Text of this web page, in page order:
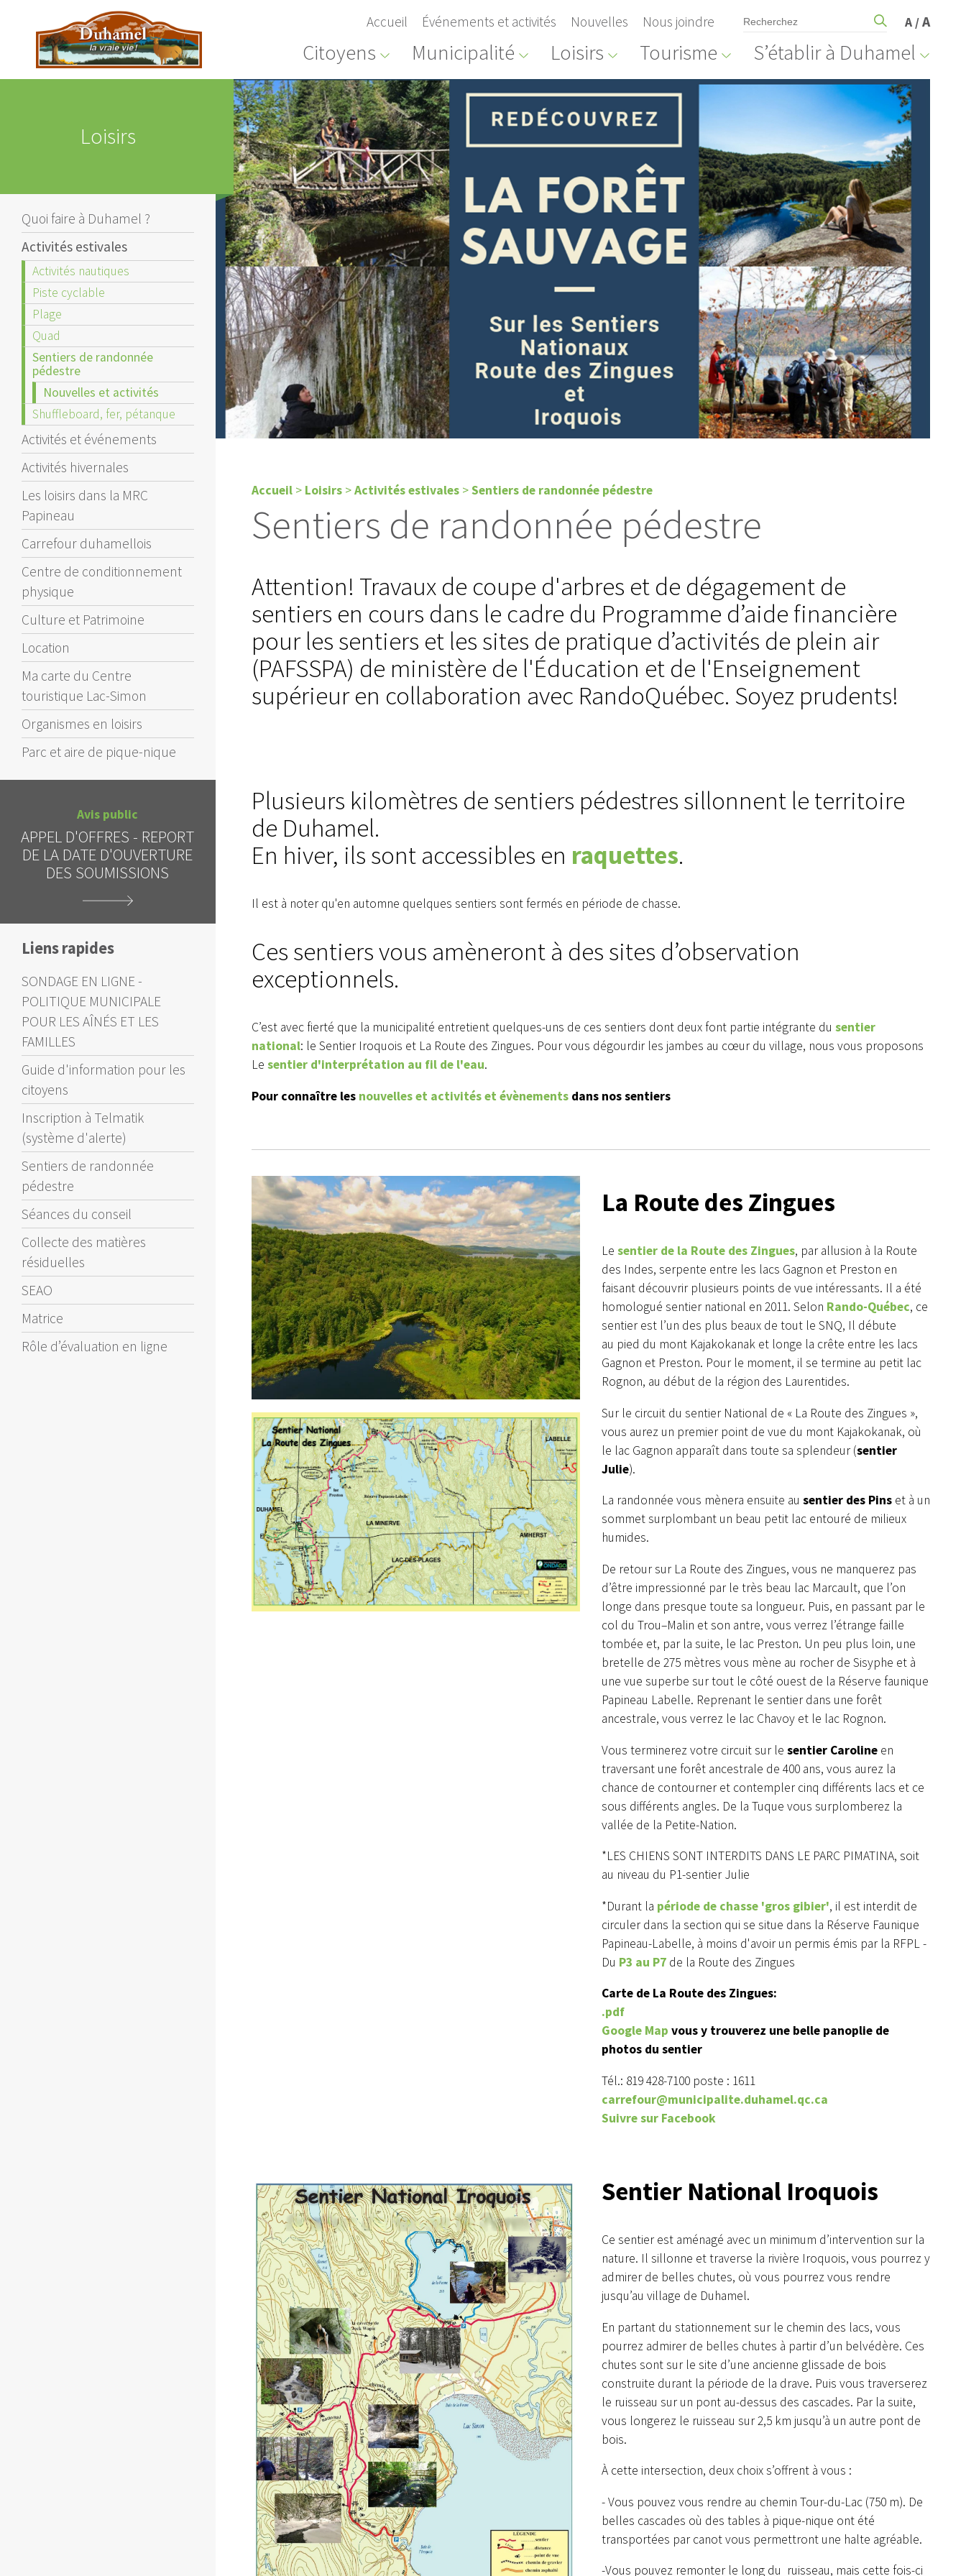
Accueil Événements et activités Nouvelles Nous joindre A /A
Citoyens Municipalité Loisirs Tourisme S’établir à Duhamel
Loisirs
Quoi faire à Duhamel ?
Activités estivales
Activités nautiques
Piste cyclable
Plage
Quad
Sentiers de randonnée
pédestre
Nouvelles et activités
Shuffleboard, fer, pétanque
Activités et événements
Activités hivernales
Les loisirs dans la MRC
Papineau
Carrefour duhamellois
Centre de conditionnement
physique
Culture et Patrimoine
Location
Ma carte du Centre
touristique Lac-Simon
Organismes en loisirs
Parc et aire de pique-nique
Avis public
APPEL D'OFFRES - REPORT
DE LA DATE D'OUVERTURE
DES SOUMISSIONS
Alerte
INTERDICTION DE FEUX À
CIEL OUVERT
DÉROGATION MINEURE,
ZONE 107-M
Liens rapides
SONDAGE EN LIGNE -
POLITIQUE MUNICIPALE
POUR LES AÎNÉS ET LES
FAMILLES
Guide d'information pour les
citoyens
Inscription à Telmatik
(système d'alerte)
Sentiers de randonnée
pédestre
Séances du conseil
Collecte des matières
résiduelles
SEAO
Matrice
Rôle d’évaluation en ligne
Accueil > Loisirs >Activités estivales >Sentiers de randonnée pédestre
Sentiers de randonnée pédestre
Attention! Travaux de coupe d'arbres et de dégagement de
sentiers en cours dans le cadre du Programme d’aide financière
pour les sentiers et les sites de pratique d’activités de plein air
(PAFSSPA) de ministère de l'Éducation et de l'Enseignement
supérieur en collaboration avec RandoQuébec. Soyez prudents!
Plusieurs kilomètres de sentiers pédestres sillonnent le territoire
de Duhamel.
En hiver, ils sont accessibles en raquettes.
Il est à noter qu'en automne quelques sentiers sont fermés en période de chasse.
Ces sentiers vous amèneront à des sites d’observation
exceptionnels.
C’est avec fierté que la municipalité entretient quelques-uns de ces sentiers dont deux font partie intégrante du sentier
national: le Sentier Iroquois et La Route des Zingues. Pour vous dégourdir les jambes au cœur du village, nous vous proposons
Le sentier d'interprétation au fil de l'eau.
Pour connaître les nouvelles et activités et évènements dans nos sentiers
La Route des Zingues
Le sentier de la Route des Zingues, par allusion à la Route
des Indes, serpente entre les lacs Gagnon et Preston en
faisant découvrir plusieurs points de vue intéressants. Il a été
homologué sentier national en 2011. Selon Rando-Québec, ce
sentier est l’un des plus beaux de tout le SNQ, Il débute
au pied du mont Kajakokanak et longe la crête entre les lacs
Gagnon et Preston. Pour le moment, il se termine au petit lac
Rognon, au début de la région des Laurentides.
Sur le circuit du sentier National de « La Route des Zingues »,
vous aurez un premier point de vue du mont Kajakokanak, où
le lac Gagnon apparaît dans toute sa splendeur (sentier
Julie).
La randonnée vous mènera ensuite au sentier des Pins et à un
sommet surplombant un beau petit lac entouré de milieux
humides.
De retour sur La Route des Zingues, vous ne manquerez pas
d’être impressionné par le très beau lac Marcault, que l’on
longe dans presque toute sa longueur. Puis, en passant par le
col du Trou–Malin et son antre, vous verrez l’étrange faille
tombée et, par la suite, le lac Preston. Un peu plus loin, une
bretelle de 275 mètres vous mène au rocher de Sisyphe et à
une vue superbe sur tout le côté ouest de la Réserve faunique
Papineau Labelle. Reprenant le sentier dans une forêt
ancestrale, vous verrez le lac Chavoy et le lac Rognon.
Vous terminerez votre circuit sur le sentier Caroline en
traversant une forêt ancestrale de 400 ans, vous aurez la
chance de contourner et contempler cinq différents lacs et ce
sous différents angles. De la Tuque vous surplomberez la
vallée de la Petite-Nation.
*LES CHIENS SONT INTERDITS DANS LE PARC PIMATINA, soit
au niveau du P1-sentier Julie
*Durant la période de chasse 'gros gibier', il est interdit de
circuler dans la section qui se situe dans la Réserve Faunique
Papineau-Labelle, à moins d'avoir un permis émis par la RFPL -
Du P3 au P7 de la Route des Zingues
Carte de La Route des Zingues:
.pdf
Google Map vous y trouverez une belle panoplie de
photos du sentier
Tél.: 819 428-7100 poste : 1611
carrefour@municipalite.duhamel.qc.ca
Suivre sur Facebook
Sentier National Iroquois
Ce sentier est aménagé avec un minimum d’intervention sur la
nature. Il sillonne et traverse la rivière Iroquois, vous pourrez y
admirer de belles chutes, où vous pourrez vous rendre
jusqu’au village de Duhamel.
En partant du stationnement sur le chemin des lacs, vous
pourrez admirer de belles chutes à partir d’un belvédère. Ces
chutes sont sur le site d’une ancienne glissade de bois
construite durant la période de la drave. Puis vous traverserez
le ruisseau sur un pont au-dessus des cascades. Par la suite,
vous longerez le ruisseau sur 2,5 km jusqu’à un autre pont de
bois.
À cette intersection, deux choix s’offrent à vous :
- Vous pouvez vous rendre au chemin Tour-du-Lac (750 m). De
belles cascades où des tables à pique-nique ont été
transportées par canot vous permettront une halte agréable.
-Vous pouvez remonter le long du ruisseau, mais cette fois-ci